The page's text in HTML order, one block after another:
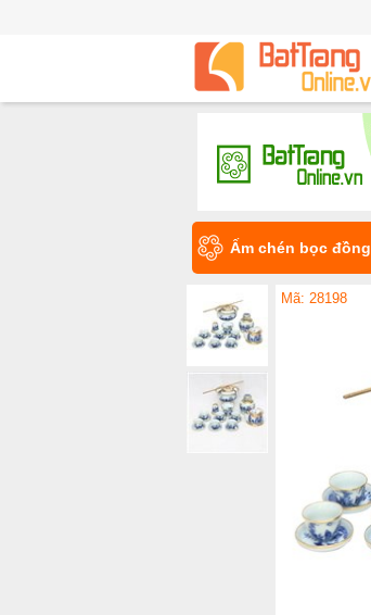
Ấm chén bọc đồng
Mã: 28198